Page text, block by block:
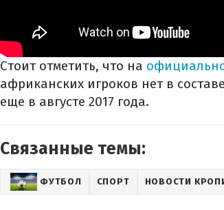
Стоит отметить, что на
африканских игроков нет в
еще в августе 2017 года.
Связанные темы:
ФУТБОЛ СПОРТ НОВОСТИ